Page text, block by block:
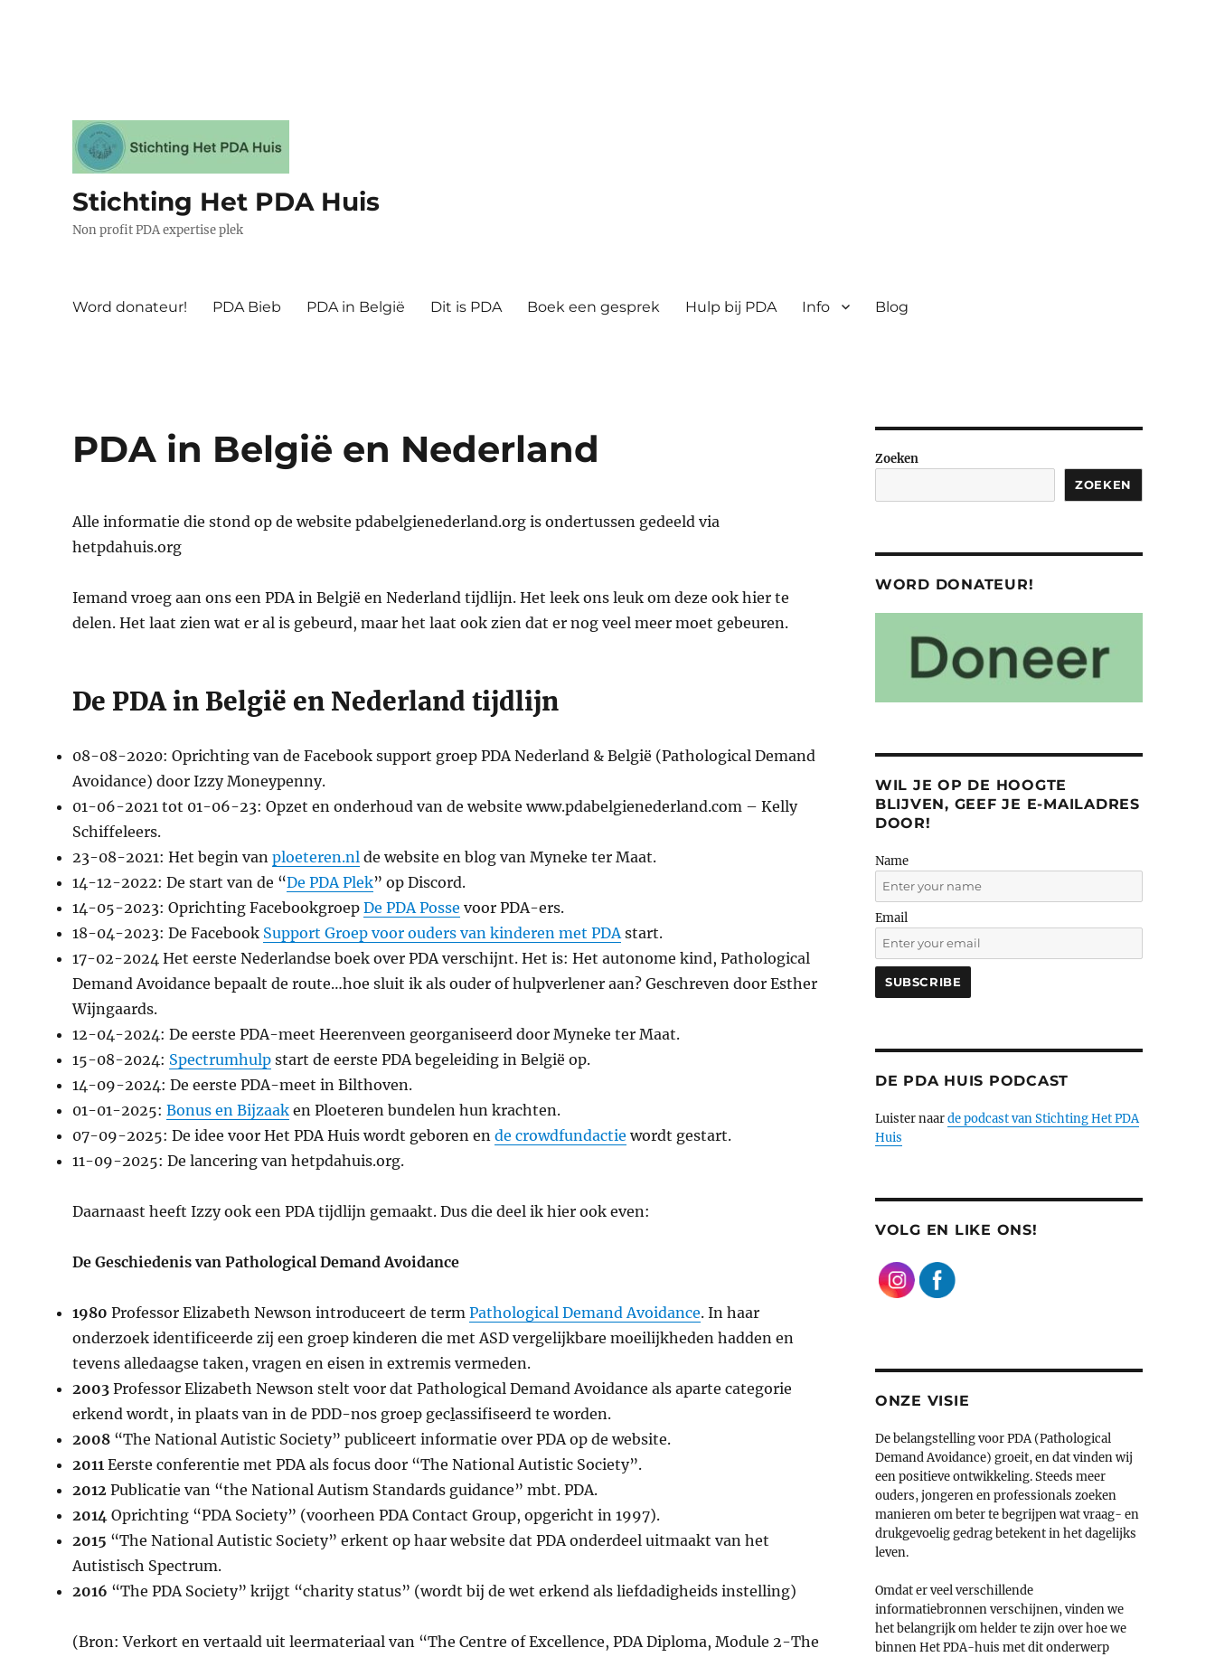
Stichting Het PDA Huis
Non profit PDA expertise plek
Word donateur! PDA Bieb PDA in België Dit is PDA Boek een gesprek Hulp bij PDA Info Blog
PDA in België en Nederland
Alle informatie die stond op de website pdabelgienederland.org is ondertussen gedeeld via
hetpdahuis.org
Iemand vroeg aan ons een PDA in België en Nederland tijdlijn. Het leek ons leuk om deze ook hier te
delen. Het laat zien wat er al is gebeurd, maar het laat ook zien dat er nog veel meer moet gebeuren.
De PDA in België en Nederland tijdlijn
08-08-2020: Oprichting van de Facebook support groep PDA Nederland & België (Pathological Demand
Avoidance) door Izzy Moneypenny.
01-06-2021 tot 01-06-23: Opzet en onderhoud van de websitewww.pdabelgienederland.com – Kelly
Schiffeleers.
23-08-2021: Het begin vanploeteren.nl de website en blog van Myneke ter Maat.
14-12-2022: De start van de “De PDA Plek” op Discord.
14-05-2023: Oprichting FacebookgroepDe PDA Posse voor PDA-ers.
18-04-2023: De Facebook Support Groep voor ouders van kinderen met PDAstart.
17-02-2024 Het eerste Nederlandse boek over PDA verschijnt. Het is: Het autonome kind, Pathological
Demand Avoidance bepaalt de route…hoe sluit ik als ouder of hulpverlener aan? Geschreven door Esther
Wijngaards.
12-04-2024: De eerste PDA-meet Heerenveen georganiseerd door Myneke ter Maat.
15-08-2024: Spectrumhulp start de eerste PDA begeleiding in België op.
14-09-2024: De eerste PDA-meet in Bilthoven.
01-01-2025:Bonus en Bijzaak en Ploeteren bundelen hun krachten.
07-09-2025: De idee voor Het PDA Huis wordt geboren ende crowdfundactie wordt gestart.
11-09-2025: De lancering van hetpdahuis.org.
Daarnaast heeft Izzy ook een PDA tijdlijn gemaakt. Dus die deel ik hier ook even:
De Geschiedenis van Pathological Demand Avoidance
1980 Professor Elizabeth Newson introduceert de termPathological Demand Avoidance. In haar
onderzoek identificeerde zij een groep kinderen die met ASD vergelijkbare moeilijkheden hadden en
tevens alledaagse taken, vragen en eisen in extremis vermeden.
2003 Professor Elizabeth Newson stelt voor dat Pathological Demand Avoidance als aparte categorie
erkend wordt, in plaats van in de PDD-nos groep geclassifiseerd te worden.
2008 “The National Autistic Society” publiceert informatie over PDA op de website.
2011 Eerste conferentie met PDA als focus door “The National Autistic Society”.
2012 Publicatie van “the National Autism Standards guidance” mbt. PDA.
2014 Oprichting “PDA Society” (voorheen PDA Contact Group, opgericht in 1997).
2015 “The National Autistic Society” erkent op haar website dat PDA onderdeel uitmaakt van het
Autistisch Spectrum.
2016 “The PDA Society” krijgt “charity status” (wordt bij de wet erkend als liefdadigheids instelling)
(Bron: Verkort en vertaald uit leermateriaal van “The Centre of Excellence, PDA Diploma, Module 2-The
Zoeken
ZOEKEN
WORD DONATEUR!
WIL JE OP DE HOOGTE
BLIJVEN, GEEF JE E-MAILADRES
DOOR!
Name
Email
DE PDA HUIS PODCAST
Luister naarde podcast van Stichting Het PDA
Huis
VOLG EN LIKE ONS!
ONZE VISIE
De belangstelling voor PDA (Pathological
Demand Avoidance) groeit, en dat vinden wij
een positieve ontwikkeling. Steeds meer
ouders, jongeren en professionals zoeken
manieren om beter te begrijpen wat vraag- en
drukgevoelig gedrag betekent in het dagelijks
leven.
Omdat er veel verschillende
informatiebronnen verschijnen, vinden we
het belangrijk om helder te zijn over hoe we
binnen Het PDA-huis met dit onderwerp